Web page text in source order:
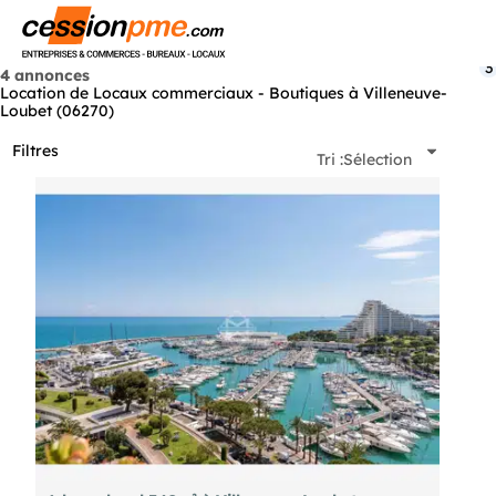
4 annonces
Location de Locaux commerciaux - Boutiques à Villeneuve-
Loubet (06270)
Filtres
3
Tri :Sélection